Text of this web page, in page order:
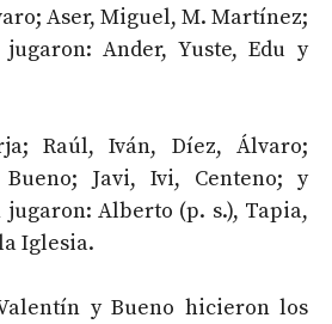
Aser, Miguel, M. Martínez;
Ander, Yuste, Edu y
Raúl, Iván, Díez, Álvaro;
Javi, Ivi, Centeno; y
Alberto (p. s.), Tapia,
Iglesia.
y Bueno hicieron los